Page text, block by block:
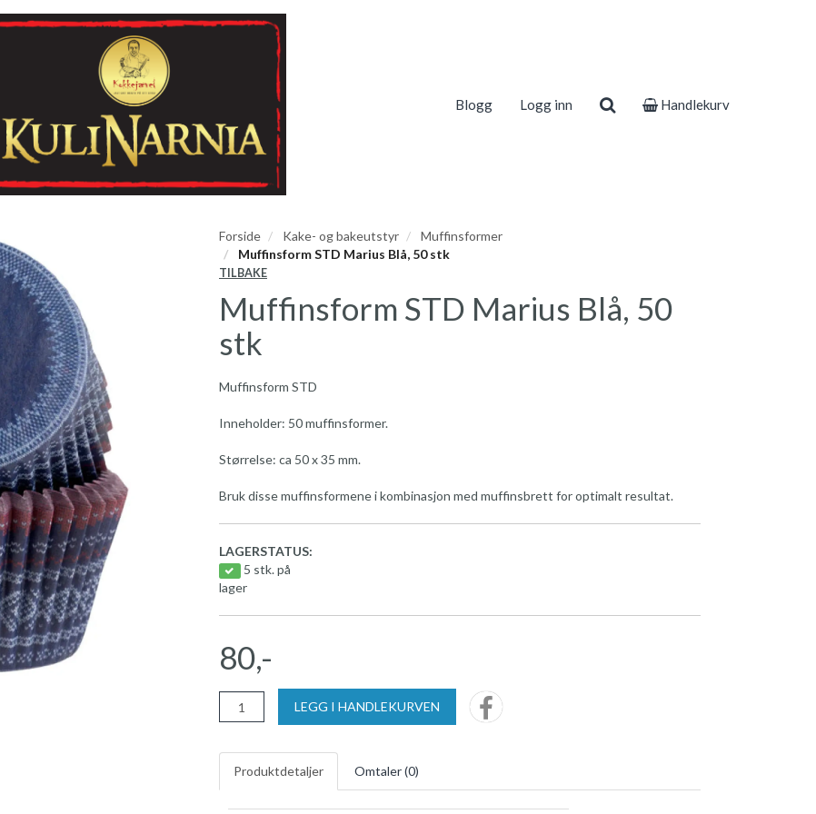
Blogg Logg inn Handlekurv
Forside Kake- og bakeutstyr
Muffinsformer
Muffinsform STD Marius Blå, 50 stk
TILBAKE
Muffinsform STD Marius Blå, 50
stk
Muffinsform STD
Inneholder: 50 muffinsformer.
Størrelse: ca 50 x 35 mm.
Bruk disse muffinsformene i kombinasjon med muffinsbrett for optimalt resultat.
LAGERSTATUS:
5 stk. på
lager
80,-
LEGG I HANDLEKURVEN
Produktdetaljer Omtaler (0)